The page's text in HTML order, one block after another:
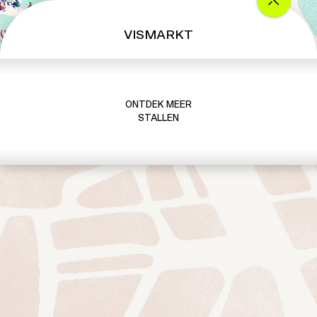
VISMARKT
ONTDEK MEER
STALLEN